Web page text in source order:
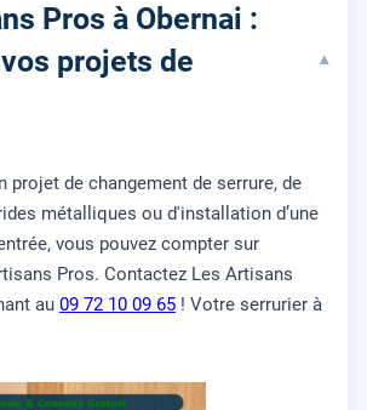
Pros à Obernai :
projets de
▾
projet de changement de serrure, de
métalliques ou d'installation d’une
vous pouvez compter sur
Pros. Contactez Les Artisans
au 09 72 10 09 65 ! Votre serrurier à